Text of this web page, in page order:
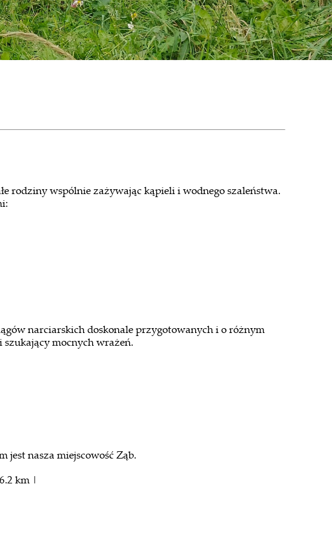
rodziny wspólnie zażywając kąpieli i wodnego szaleństwa.
narciarskich doskonale przygotowanych i o różnym
mocnych wrażeń.
nasza miejscowość Ząb.
km |